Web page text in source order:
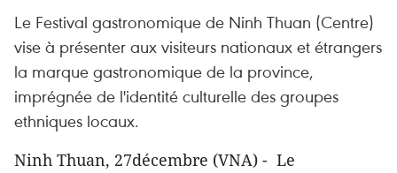
Le Festival gastronomique de Ninh Thuan (Centre)
vise à présenter aux visiteurs nationaux et étrangers
la marque gastronomique de la province,
imprégnée de l'identité culturelle des groupes
ethniques locaux.
Ninh Thuan, 27décembre (VNA) - Le